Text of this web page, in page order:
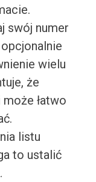
swój numer
wielu
że
łatwo
listu
to ustalić